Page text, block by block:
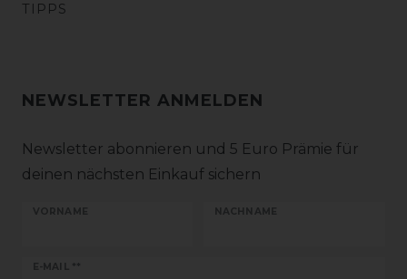
TIPPS
NEWSLETTER ANMELDEN
Newsletter abonnieren und 5 Euro Prämie für
deinen nächsten Einkauf sichern
VORNAME NACHNAME
E-MAIL **
Newsletter